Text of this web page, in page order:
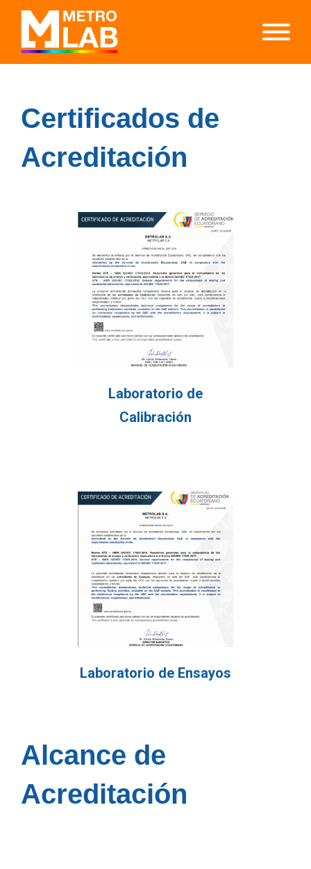
Certificados de
Acreditación
Laboratorio de
Calibración
Laboratorio de Ensayos
Alcance de
Acreditación